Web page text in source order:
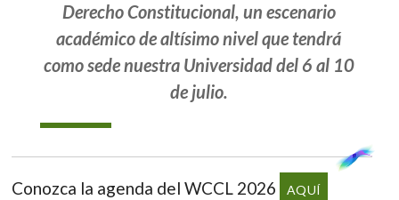
Derecho Constitucional, un escenario
académico de altísimo nivel que tendrá
como sede nuestra Universidad del 6 al 10
de julio.
Conozca la agenda del WCCL 2026 AQUÍ